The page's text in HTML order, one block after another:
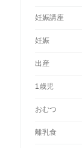
妊娠講座
妊娠
出産
1歳児
おむつ
離乳食